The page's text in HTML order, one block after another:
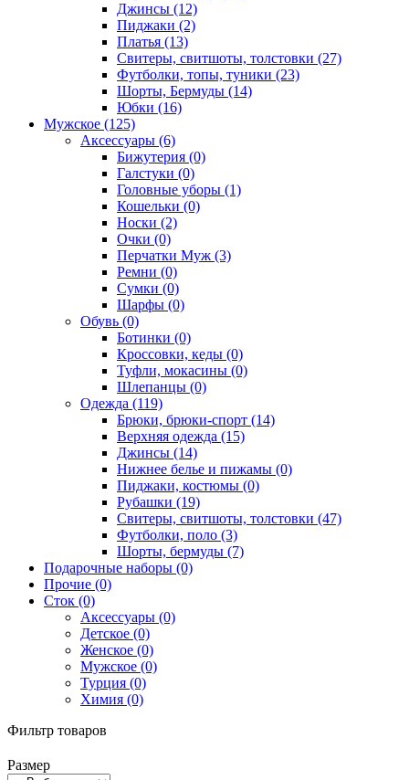
Джинсы (12)
Пиджаки (2)
Платья (13)
Свитеры, свитшоты, толстовки (27)
Футболки, топы, туники (23)
Шорты, Бермуды (14)
Юбки (16)
Мужское (125)
Аксессуары (6)
Бижутерия (0)
Галстуки (0)
Головные уборы (1)
Кошельки (0)
Носки (2)
Очки (0)
Перчатки Муж (3)
Ремни (0)
Сумки (0)
Шарфы (0)
Обувь (0)
Ботинки (0)
Кроссовки, кеды (0)
Туфли, мокасины (0)
Шлепанцы (0)
Одежда (119)
Брюки, брюки-спорт (14)
Верхняя одежда (15)
Джинсы (14)
Нижнее белье и пижамы (0)
Пиджаки, костюмы (0)
Рубашки (19)
Свитеры, свитшоты, толстовки (47)
Футболки, поло (3)
Шорты, бермуды (7)
Подарочные наборы (0)
Прочие (0)
Сток (0)
Аксессуары (0)
Детское (0)
Женское (0)
Мужское (0)
Турция (0)
Химия (0)
Фильтр товаров
Размер